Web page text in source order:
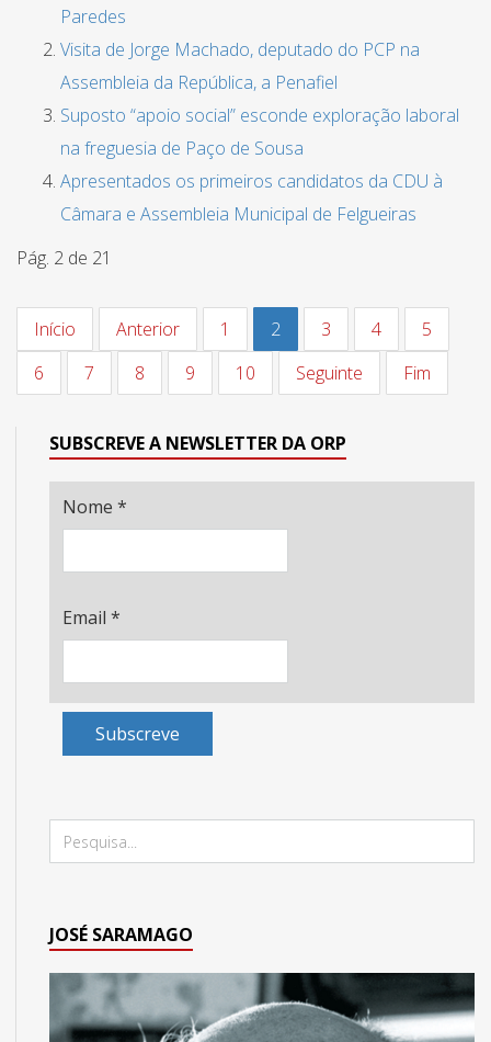
Paredes
Visita de Jorge Machado, deputado do PCP na
Assembleia da República, a Penafiel
Suposto “apoio social” esconde exploração laboral
na freguesia de Paço de Sousa
Apresentados os primeiros candidatos da CDU à
Câmara e Assembleia Municipal de Felgueiras
Pág. 2 de 21
Início Anterior 1 2 3 4
5
6
7 8 9 10 Seguinte Fim
SUBSCREVE A NEWSLETTER DA ORP
Nome *
Email *
Subscreve
JOSÉ SARAMAGO